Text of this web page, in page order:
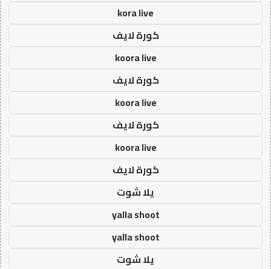
kora live
كورة لايف
koora live
كورة لايف
koora live
كورة لايف
koora live
كورة لايف
يلا شوت
yalla shoot
yalla shoot
يلا شوت